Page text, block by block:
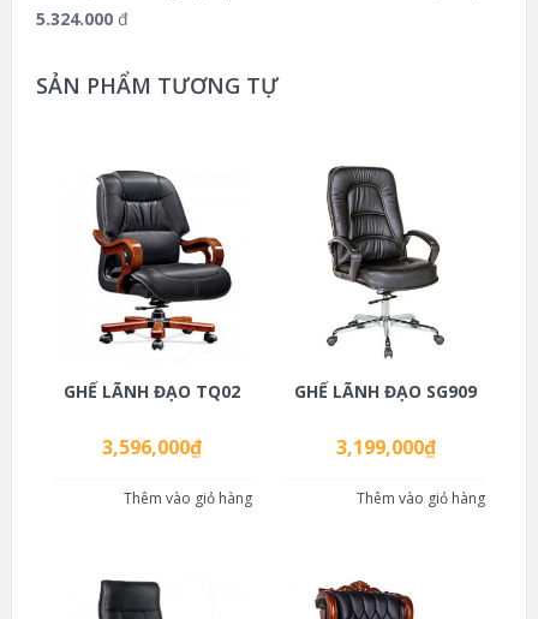
5.324.000đ
SẢN PHẨM TƯƠNG TỰ
GHẾ LÃNH ĐẠO TQ02
3,596,000₫
Thêm vào giỏ hàng
GHẾ LÃNH ĐẠO SG909
3,199,000₫
Thêm vào giỏ hàng